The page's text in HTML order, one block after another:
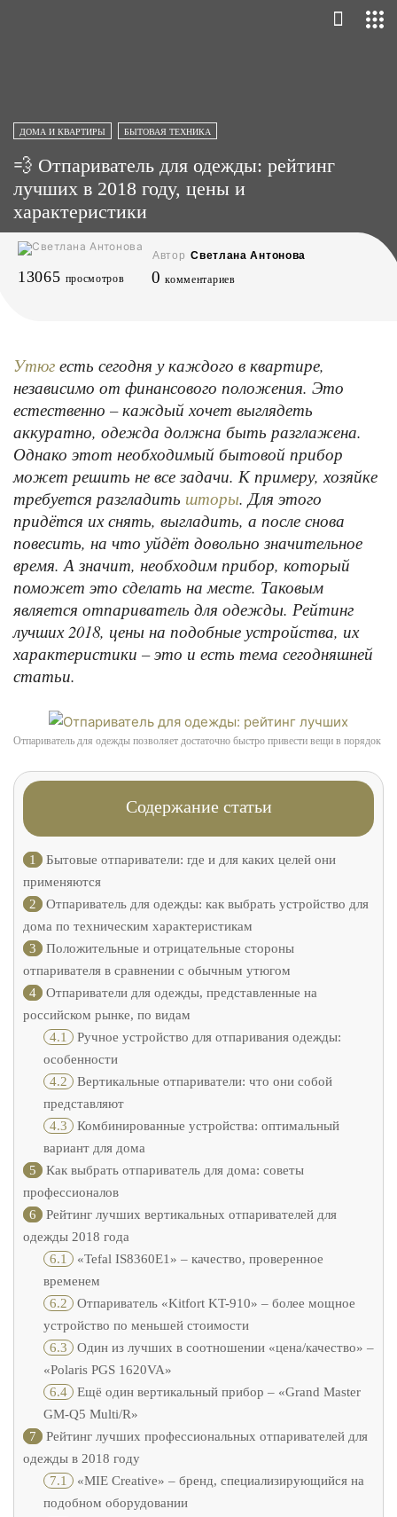
ДОМА И КВАРТИРЫ БЫТОВАЯ ТЕХНИКА
💨 Отпариватель для одежды: рейтинг
лучших в 2018 году, цены и
характеристики
Автор Светлана Антонова
13065 просмотров 0 комментариев
Утюг есть сегодня у каждого в квартире,
независимо от финансового положения. Это
естественно – каждый хочет выглядеть
аккуратно, одежда должна быть разглажена.
Однако этот необходимый бытовой прибор
может решить не все задачи. К примеру, хозяйке
требуется разгладить шторы. Для этого
придётся их снять, выгладить, а после снова
повесить, на что уйдёт довольно значительное
время. А значит, необходим прибор, который
поможет это сделать на месте. Таковым
является отпариватель для одежды. Рейтинг
лучших 2018, цены на подобные устройства, их
характеристики – это и есть тема сегодняшней
статьи.
Отпариватель для одежды позволяет достаточно быстро привести вещи в порядок
Содержание статьи
1
Бытовые отпариватели: где и для каких целей они
применяются
2
Отпариватель для одежды: как выбрать устройство для
дома по техническим характеристикам
3
Положительные и отрицательные стороны
отпаривателя в сравнении с обычным утюгом
4
Отпариватели для одежды, представленные на
российском рынке, по видам
4.1 Ручное устройство для отпаривания одежды:
особенности
4.2 Вертикальные отпариватели: что они собой
представляют
4.3 Комбинированные устройства: оптимальный
вариант для дома
5
Как выбрать отпариватель для дома: советы
профессионалов
6
Рейтинг лучших вертикальных отпаривателей для
одежды 2018 года
6.1 «Tefal IS8360E1» – качество, проверенное
временем
6.2 Отпариватель «Kitfort KT-910» – более мощное
устройство по меньшей стоимости
6.3 Один из лучших в соотношении «цена/качество» –
«Polaris PGS 1620VA»
6.4 Ещё один вертикальный прибор – «Grand Master
GM-Q5 Multi/R»
7
Рейтинг лучших профессиональных отпаривателей для
одежды в 2018 году
7.1 «MIE Creative» – бренд, специализирующийся на
подобном оборудовании